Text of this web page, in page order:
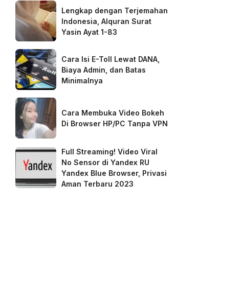
Lengkap dengan Terjemahan
Indonesia, Alquran Surat
Yasin Ayat 1-83
Cara Isi E-Toll Lewat DANA,
Biaya Admin, dan Batas
Minimalnya
Cara Membuka Video Bokeh
Di Browser HP/PC Tanpa VPN
Full Streaming! Video Viral
No Sensor di Yandex RU
Yandex Blue Browser, Privasi
Aman Terbaru 2023